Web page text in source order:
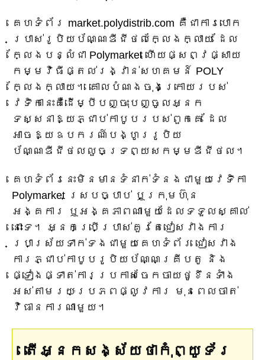
គេហទំព័រ market.polydistrib.com គឺជាការបោក
ប្រាស់រូបិយប័ណ្ណឌីជីថលក្លែងក្លាយ ដែល
ក្លែងបន្លំជា Polymarket ហើយផ្សព្វផ្សាយ
កម្មវិធីផ្តល់រង្វាន់សហគមន៍ POLY
ក្លែងក្លាយ។ គោលបំណងចុងក្រោយរបស់
វេទិកានេះគឺដើម្បីបញ្ចុះបញ្ចូលអ្នក
ទស្សនាឱ្យភ្ជាប់កាបូបរបស់ពួកគេ ដែល
អាចឱ្យឧបករណ៍បង្ហូររូបិយ
ប័ណ្ណឌីជីថលលួចទ្រព្យសកម្មឌីជីថល។
គេហទំព័រនេះមិនមានទំនាក់ទំនងជាមួយវេទិកា
Polymarket ស្របច្បាប់ ឬក្រុមហ៊ុន
អង្គការ ឬអង្គភាពណាមួយដែលទទួលស្គាល់
នោះទេ។ អ្នកប្រើប្រាស់គួរតែជៀសវាងការ
ប្រាស្រ័យទាក់ទងជាមួយគេហទំព័រ ជៀសវាង
ការភ្ជាប់កាបូបរូបិយប័ណ្ណគ្រីបតូ និង
ផ្ទៀងផ្ទាត់ការប្រកាសចែកចាយថូខឹនទាំង
អស់តាមរយៈប្រភពផ្លូវការ មុនពេលចាត់
វិធានការណាមួយ។
តើអ្នកសង្ស័យថាកុំព្យូទ័រ